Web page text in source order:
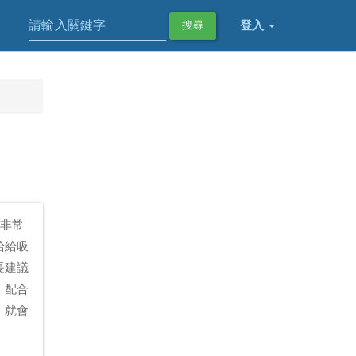
登入
搜尋
常
給吸
建議
配合
就會